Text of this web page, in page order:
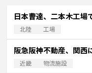
日本曹達、二本木工場
北陸 工場
阪急阪神不動産、関西
近畿 物流施設